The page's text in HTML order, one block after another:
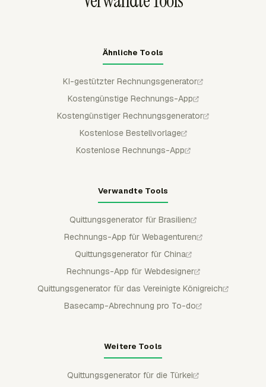
Ähnliche Tools
KI-gestützter Rechnungsgenerator
Kostengünstige Rechnungs-App
Kostengünstiger Rechnungsgenerator
Kostenlose Bestellvorlage
Kostenlose Rechnungs-App
Verwandte Tools
Quittungsgenerator für Brasilien
Rechnungs-App für Webagenturen
Quittungsgenerator für China
Rechnungs-App für Webdesigner
Quittungsgenerator für das Vereinigte Königreich
Basecamp-Abrechnung pro To-do
Weitere Tools
Quittungsgenerator für die Türkei